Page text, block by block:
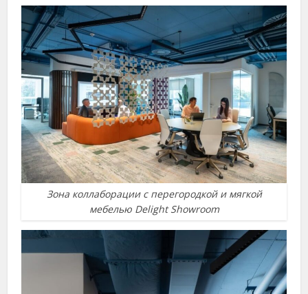
Зона коллаборации с перегородкой и мягкой
мебелью Delight Showroom